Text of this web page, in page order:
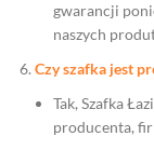
gwarancji
naszych
Czy szafka jest
Tak, Szafka
producenta,